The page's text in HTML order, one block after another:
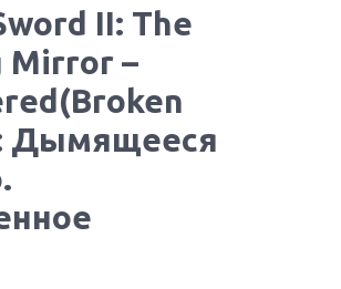
II: The
Mirror –
Дымящееся